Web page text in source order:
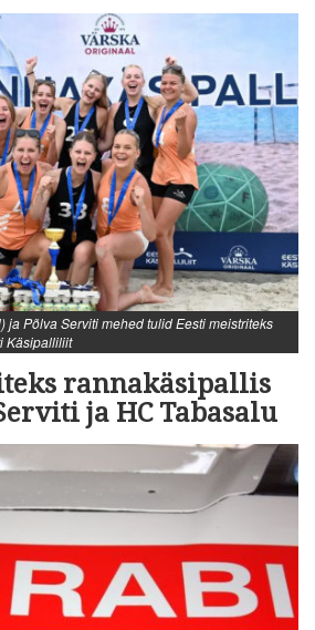
ja Põlva Serviti mehed tulid Eesti meistriteks
Käsipalliliit
rannakäsipallis
ja HC Tabasalu